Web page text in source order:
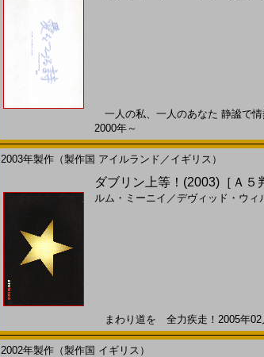
一人の私、一人のあなた 静謐で
2000年～
2003年製作（製作国 アイルランド／イギリス）
ダブリン上等！(2003)［Ａ５
ルム・ミーニイ ／デヴィッド・ウィ
まわり道を 全力疾走！2005年
2002年製作（製作国 イギリス）